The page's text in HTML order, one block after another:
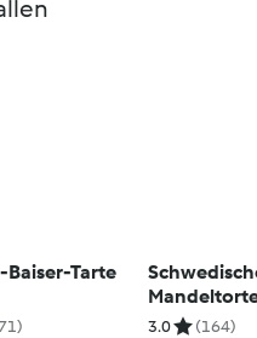
Baiser-Tarte
3.0 (164)